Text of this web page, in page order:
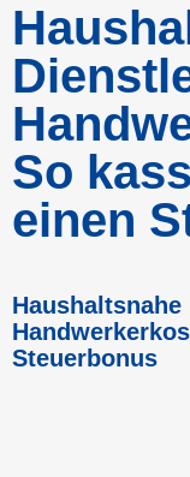
So
einen
Steuerbonus